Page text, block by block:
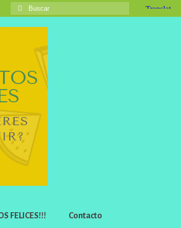
Buscar
por:
FELICES!!! Contacto